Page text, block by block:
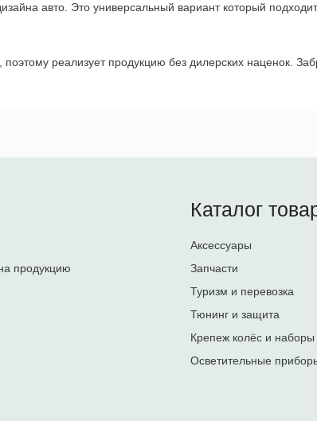
авто. Это универсальный вариант который
реализует продукцию без дилерских наценок.
продукцию
Каталог
Аксессуары
Запчасти
Туризм и перевозка
Тюнинг и защита
Крепеж колёс и
Осветительные